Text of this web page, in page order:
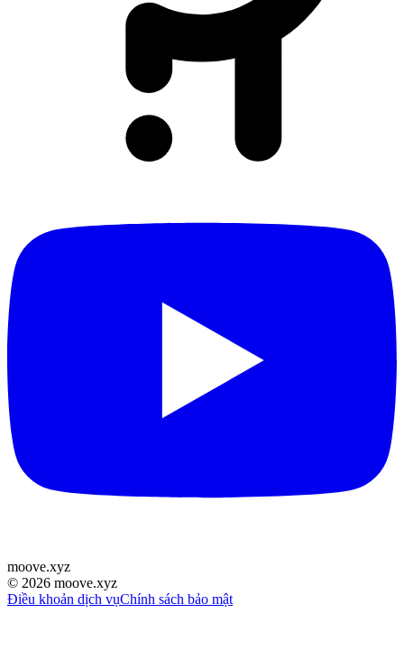
moove.xyz
© 2026 moove.xyz
Điều khoản dịch vụChính sách bảo mật